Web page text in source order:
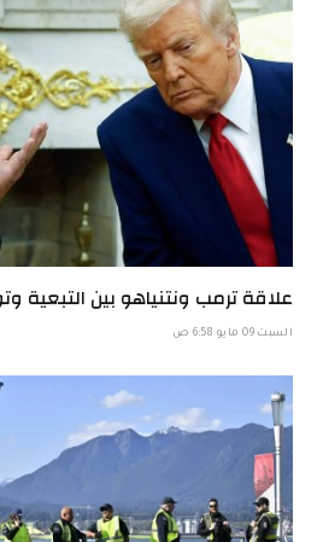
علاقة ترمب ونتنياهو بين التبعية
السبت 09 مايو 6:58 ص